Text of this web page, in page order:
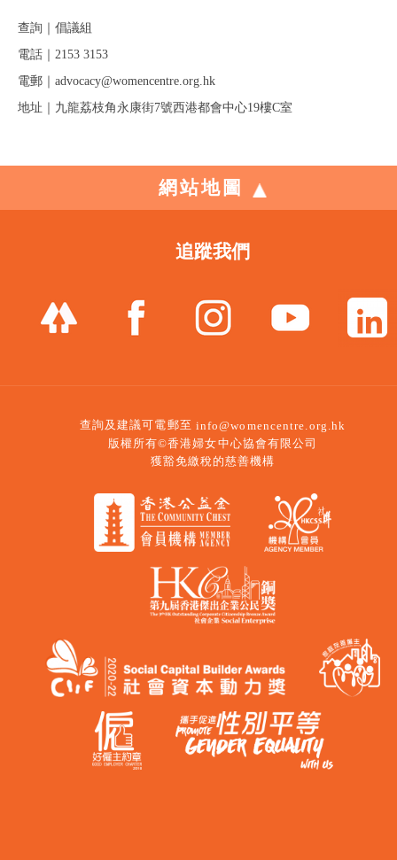
查詢｜倡議組
電話｜2153 3153
電郵｜advocacy@womencentre.org.hk
地址｜九龍荔枝角永康街7號西港都會中心19樓C室
網站地圖
追蹤我們
查詢及建議可電郵至 info@womencentre.org.hk
版權所有©香港婦女中心協會有限公司
獲豁免繳稅的慈善機構